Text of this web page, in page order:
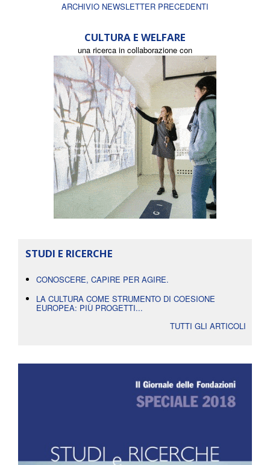
ARCHIVIO NEWSLETTER PRECEDENTI
CULTURA E WELFARE
una ricerca in collaborazione con
STUDI E RICERCHE
CONOSCERE, CAPIRE PER AGIRE.
LA CULTURA COME STRUMENTO DI COESIONE
EUROPEA: PIÙ PROGETTI...
TUTTI GLI ARTICOLI